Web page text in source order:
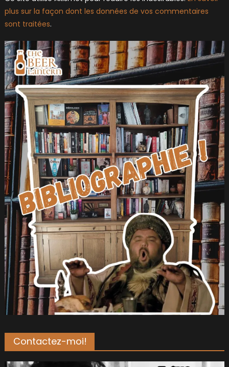
plus sur la façon dont les données de vos commentaires
sont traitées.
Contactez-moi!